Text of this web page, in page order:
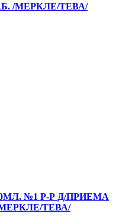
/МЕРКЛЕ/ТЕВА/
№1 Р-Р Д/ПРИЕМА
ТЕВА/